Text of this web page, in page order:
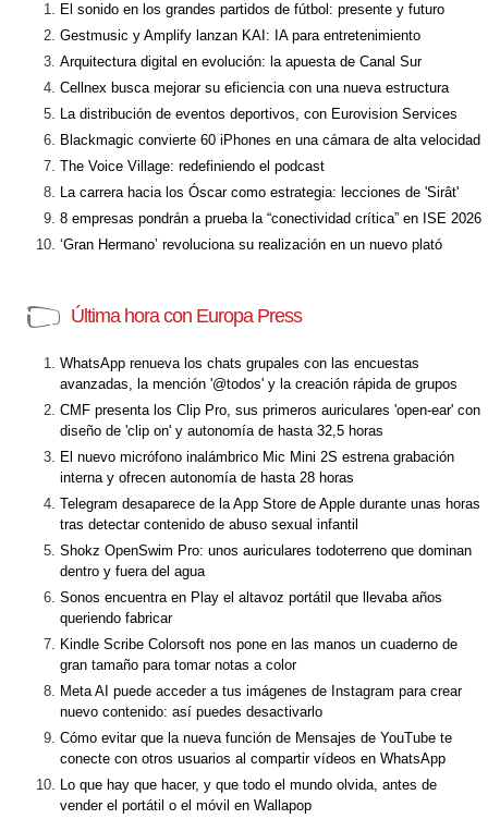
El sonido en los grandes partidos de fútbol: presente y futuro
Gestmusic y Amplify lanzan KAI: IA para entretenimiento
Arquitectura digital en evolución: la apuesta de Canal Sur
Cellnex busca mejorar su eficiencia con una nueva estructura
La distribución de eventos deportivos, con Eurovision Services
Blackmagic convierte 60 iPhones en una cámara de alta velocidad
The Voice Village: redefiniendo el podcast
La carrera hacia los Óscar como estrategia: lecciones de 'Sirât'
8 empresas pondrán a prueba la “conectividad crítica” en ISE 2026
‘Gran Hermano’ revoluciona su realización en un nuevo plató
Última hora con Europa Press
WhatsApp renueva los chats grupales con las encuestas
avanzadas, la mención '@todos' y la creación rápida de grupos
CMF presenta los Clip Pro, sus primeros auriculares 'open-ear' con
diseño de 'clip on' y autonomía de hasta 32,5 horas
El nuevo micrófono inalámbrico Mic Mini 2S estrena grabación
interna y ofrecen autonomía de hasta 28 horas
Telegram desaparece de la App Store de Apple durante unas horas
tras detectar contenido de abuso sexual infantil
Shokz OpenSwim Pro: unos auriculares todoterreno que dominan
dentro y fuera del agua
Sonos encuentra en Play el altavoz portátil que llevaba años
queriendo fabricar
Kindle Scribe Colorsoft nos pone en las manos un cuaderno de
gran tamaño para tomar notas a color
Meta AI puede acceder a tus imágenes de Instagram para crear
nuevo contenido: así puedes desactivarlo
Cómo evitar que la nueva función de Mensajes de YouTube te
conecte con otros usuarios al compartir vídeos en WhatsApp
Lo que hay que hacer, y que todo el mundo olvida, antes de
vender el portátil o el móvil en Wallapop